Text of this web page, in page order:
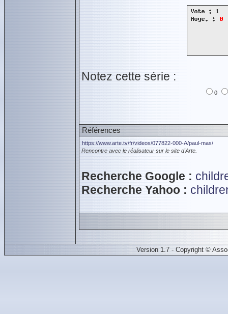
Notez cette série :
0
Références
https://www.arte.tv/fr/videos/077822-000-A/paul-mas/
Rencontre avec le réalisateur sur le site d'Arte.
Recherche Google :
Recherche Yahoo :
Version 1.7 - Copyright ©